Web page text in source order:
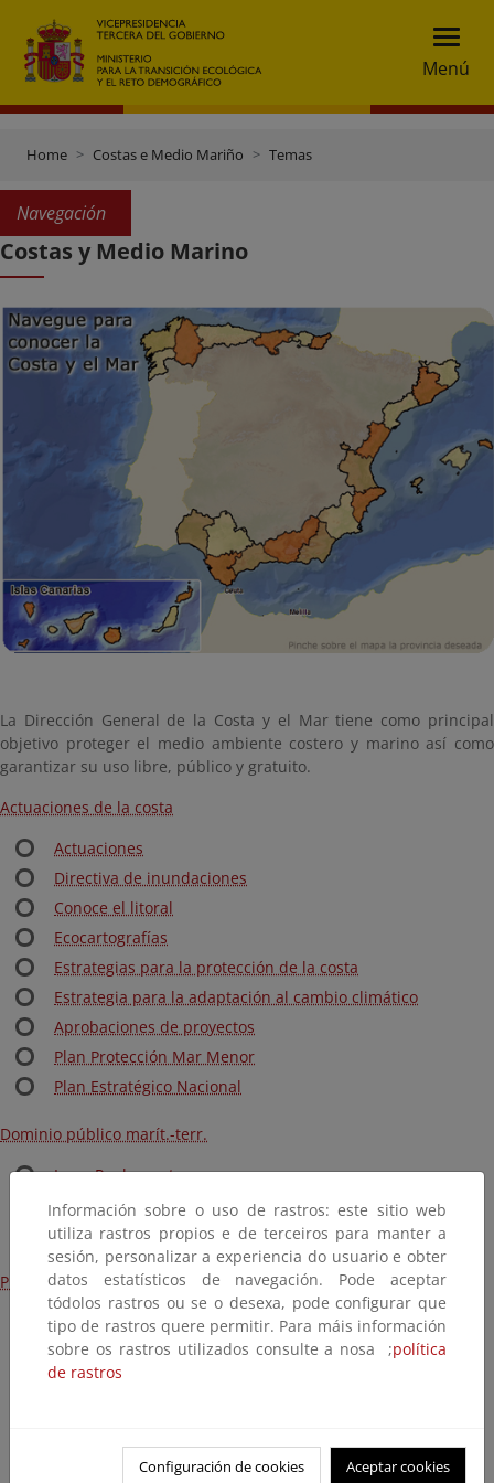
Menú
Home Costas e Medio Mariño Temas
Navegación
Costas y Medio Marino
La Dirección General de la Costa y el Mar tiene como principal
objetivo proteger el medio ambiente costero y marino así como
garantizar su uso libre, público y gratuito.
Actuaciones de la costa
Actuaciones
Directiva de inundaciones
Conoce el litoral
Ecocartografías
Estrategias para la protección de la costa
Estrategia para la adaptación al cambio climático
Aprobaciones de proyectos
Plan Protección Mar Menor
Plan Estratégico Nacional
Dominio público marít.-terr.
Ley y Reglamento
Línea de deslinde
Procedimientos
Protección del medio marino
Estrategias marinas
Protección internacional del mar
Actividades humanas en el mar
Información sobre o uso de rastros: este sitio web
utiliza rastros propios e de terceiros para manter a
sesión, personalizar a experiencia do usuario e obter
datos estatísticos de navegación. Pode aceptar
tódolos rastros ou se o desexa, pode configurar que
tipo de rastros quere permitir. Para máis información
sobre os rastros utilizados consulte a nosa ;política
de rastros
Configuración de cookies Aceptar cookies